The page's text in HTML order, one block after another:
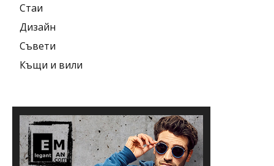
Стаи
Дизайн
Съвети
Къщи и вили